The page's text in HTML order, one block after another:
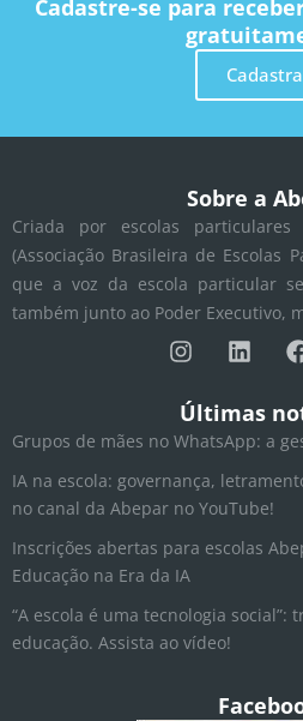
Cadastre-se para
Sobre a
Criada por escolas
(Associação Brasileira de Escolas
que a voz da escola particular
também junto ao Poder Executivo,
I
n
t
a
g
r
a
L
i
k
e
d
i
n
Últimas
Grupos de mães no WhatsApp: a
IA na escola: governança,
no canal da Abepar no YouTube!
Inscrições abertas para escolas
Educação na Era da IA
“A escola é uma tecnologia social”:
educação. Assista ao vídeo!